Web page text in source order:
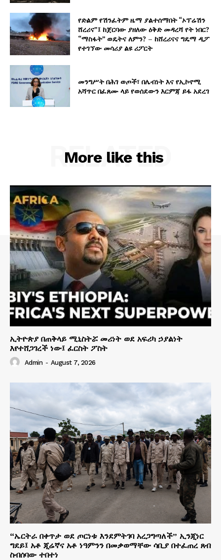
የድልም የሽንፈትም ዜማ ያልተሰማበት “ኦፕሬሽን
ሸረሪና”፤ ከጀርባው ያዘለው ዕቅድ መዳረሻ የት ነበር?
“ማስፋት” ወዴትና ለምን? – ከሸረሪናና ግዴማ ዲፖ
የተገኘው መሳሪያ ልዩ ሪፖርት
መንግሥት በሕገ ወጦች፣ በሌብነት እና የኢኮኖሚ
አሻጥር በፈጸሙ ላይ የወሰደውን እርምጃ ይፋ አደረገ
More like this
RELATED
ኢትዮጵያ በጠቅላይ ሚኒስትሯ መሪነት ወደ አፍሪካ ኃያልነት
እየተሸጋገረች ነው፤ ፈርስት ፖስት
Admin - August 7, 2026
“ኤርትራ በቀጥታ ወደ ጦርነቱ እንደምትገባ አረጋግጣለች” ኢንጂነር
ግደይ፤ አቶ ጂሬኛና አቶ ነዓምንን በመቃወማቸው ሳቢያ በተፈጠረ ጸብ
ስብሰባው ተበተነ